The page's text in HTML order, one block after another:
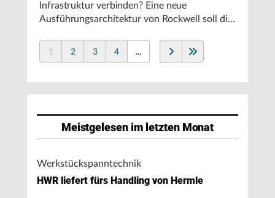
Infrastruktur verbinden? Eine neue
Ausführungsarchitektur von Rockwell soll die
vereinfachen und den autonomen
Fertigungsbetrieb unterstützen.
1 2 3 4 ...
Meistgelesen im letzten Monat
Werkstückspanntechnik
HWR liefert fürs Handling von Hermle